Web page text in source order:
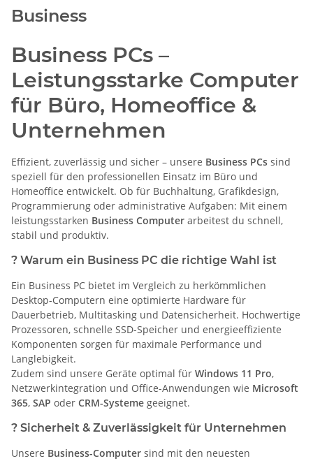
Business
Business PCs –
Leistungsstarke Computer
für Büro, Homeoffice &
Unternehmen
Effizient, zuverlässig und sicher – unsere Business PCs sind
speziell für den professionellen Einsatz im Büro und
Homeoffice entwickelt. Ob für Buchhaltung, Grafikdesign,
Programmierung oder administrative Aufgaben: Mit einem
leistungsstarken Business Computer arbeitest du schnell,
stabil und produktiv.
? Warum ein Business PC die richtige Wahl ist
Ein Business PC bietet im Vergleich zu herkömmlichen
Desktop-Computern eine optimierte Hardware für
Dauerbetrieb, Multitasking und Datensicherheit. Hochwertige
Prozessoren, schnelle SSD-Speicher und energieeffiziente
Komponenten sorgen für maximale Performance und
Langlebigkeit.
Zudem sind unsere Geräte optimal für Windows 11 Pro,
Netzwerkintegration und Office-Anwendungen wie Microsoft
365, SAP oder CRM-Systeme geeignet.
? Sicherheit & Zuverlässigkeit für Unternehmen
Unsere Business-Computer sind mit den neuesten